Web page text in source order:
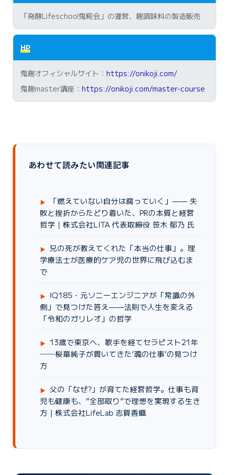
「発酵Lifeschool鬼糀会」の運営、麹調味料の製造販売
HP
鬼麹オフィシャルサイト： https://onikoji.com/
鬼麹master講座： https://onikoji.com/master-course
あわせて読みたい関連記事
「燃えていない自分は腐っていく」—— 失
敗と挫折からたどり着いた、PRの本質と経営
哲学｜株式会社LITA 代表取締役 笹木 郁乃 氏
兄の死が教えてくれた「本当の仕事」。理
学療法士が医療的ケア児の世界に飛び込むま
で
IQ185・元ソニーエンジニアが「常識の外
側」で見つけた答え——法則で人生を変える
「令和のガリレオ」の哲学
13歳で東京へ、歌手を経てセラピスト21年
──桜華純子が貫いてきた’魂の仕事’の見つけ
方
父の「なぜ?」が育てた経営哲学。仕事も育
児も健康も、”全部取り”で理想を実現する生き
方｜株式会社LifeLab 志賀香織